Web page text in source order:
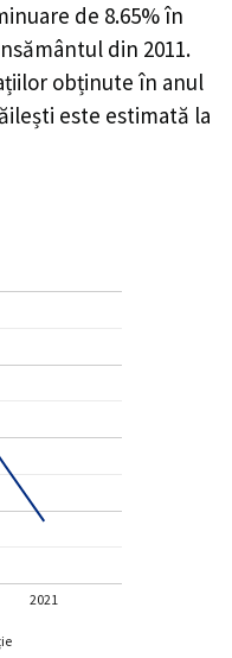
de 8.65%în
din 2011.
obținute în anul
este estimată la
2021